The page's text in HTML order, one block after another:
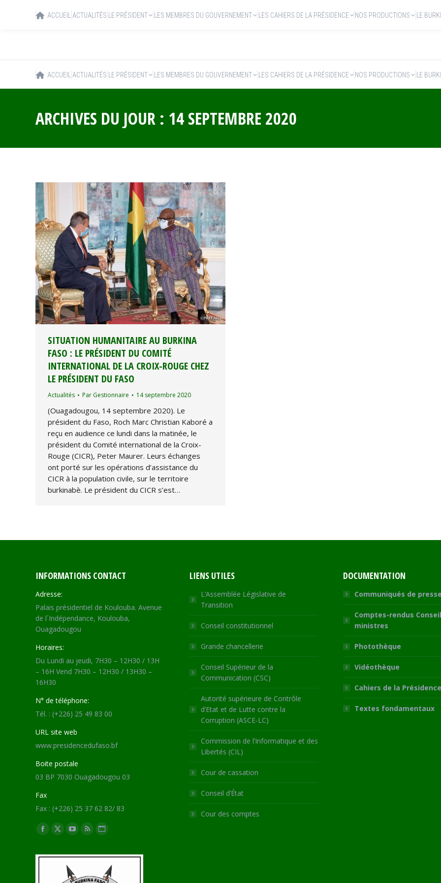
ACCUEIL ACTUALITÉS LE PRÉSIDENT LES MEMBRES DU GOUVERNEMENT LES CAHIERS DE LA PRÉSIDENCE NOS PRODUCTIONS LE
ARCHIVES DU JOUR : 14 SEPTEMBRE 2020
SITUATION HUMANITAIRE AU BURKINA
FASO : LE PRÉSIDENT DU COMITÉ
INTERNATIONAL DE LA CROIX-ROUGE CHEZ
LE PRÉSIDENT DU FASO
Actualités Par Gestionnaire 14 septembre 2020
(Ouagadougou, 14 septembre 2020). Le
président du Faso, Roch Marc Christian Kaboré a
reçu en audience ce lundi dans la matinée, le
président du Comité international de la Croix-
Rouge (CICR), Peter Maurer. Leurs échanges
ont porté sur les opérations d’assistance du
CICR à la population civile, sur le territoire
burkinabè. Le président du CICR s’est…
INFORMATIONS CONTACT
Adresse:
Palais présidentiel de Koulouba. Avenue
de l´Indépendance, Koulouba,
Ouagadougou
Horaires:
Du Lundi au jeudi, 7H30 – 12H30 / 13H
– 16H Vend 7H30 – 12H30 / 13H30 –
16H30
N° de téléphone:
Tél. : (+226) 25 49 83 00
URL site web
www.presidencedufaso.bf
Boite postale
03 BP 7030 Ouagadougou 03
Fax
Fax : (+226) 25 37 62 82/ 83
Trouvez nous sur :
Facebook
opens
X
opens
YouTube
opens
in
RSS
opens
Site
page
opens
LIENS UTILES
L’Assemblée Législative de
Transition
Conseil constitutionnel
Grande chancellerie
Conseil Supérieur de la
Communication (CSC)
Autorité supérieure de Contrôle
d’Etat et de Lutte contre la
Corruption (ASCE-LC)
Commission de l’Informatique et des
Libertés (CIL)
Cour de cassation
Conseil d’État
Cour des comptes
DOCUMENTATION
Communiqués de presse
Comptes-rendus
ministres
Photothèque
Vidéothèque
Cahiers de la Présidence
Textes fondamentaux
ACCUEIL ACTUALITÉS LE PRÉSIDENT LES MEMBRES DU GOUVERNEMENT LES CAHIERS DE LA PRÉSIDENCE NOS PRODUCTIONS LE